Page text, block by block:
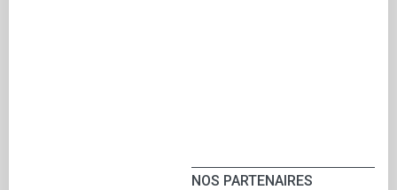
NOS PARTENAIRES